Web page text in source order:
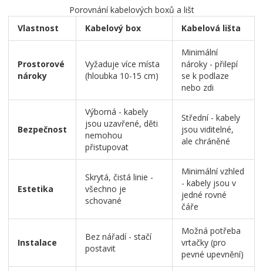
Porovnání kabelových boxů a lišt
Vlastnost
Kabelový box Kabelová lišta
Prostorové
nároky
Vyžaduje více místa
(hloubka 10-15 cm)
Minimální
nároky - přilepí
se k podlaze
nebo zdi
Bezpečnost
Výborná - kabely
jsou uzavřené, děti
nemohou
přistupovat
Střední - kabely
jsou viditelné,
ale chráněné
Estetika
Skrytá, čistá linie -
všechno je
schované
Minimální vzhled
- kabely jsou v
jedné rovné
čáře
Instalace
Bez nářadí - stačí
postavit
Možná potřeba
vrtačky (pro
pevné upevnění)